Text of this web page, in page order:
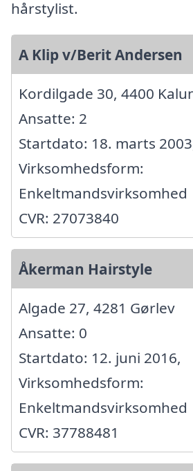
hårstylist.
A Klip v/Berit Andersen
Kordilgade 30, 4400
Ansatte: 2
Startdato: 18. marts
Virksomhedsform:
Enkeltmandsvirksomhed
CVR: 27073840
Åkerman Hairstyle
Algade 27, 4281 Gørlev
Ansatte: 0
Startdato: 12. juni 2016,
Virksomhedsform:
Enkeltmandsvirksomhed
CVR: 37788481